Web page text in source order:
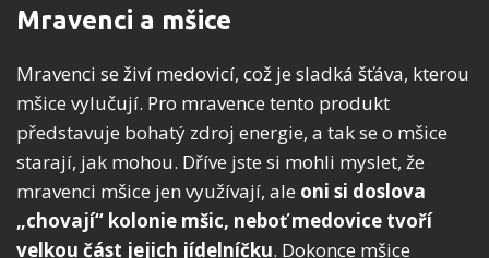
Mravenci a mšice
Mravenci se živí medovicí, což je sladká šťáva, kterou
mšice vylučují. Pro mravence tento produkt
představuje bohatý zdroj energie, a tak se o mšice
starají, jak mohou. Dříve jste si mohli myslet, že
mravenci mšice jen využívají, ale oni si doslova
„chovají“ kolonie mšic, neboť medovice tvoří
velkou část jejich jídelníčku. Dokonce mšice